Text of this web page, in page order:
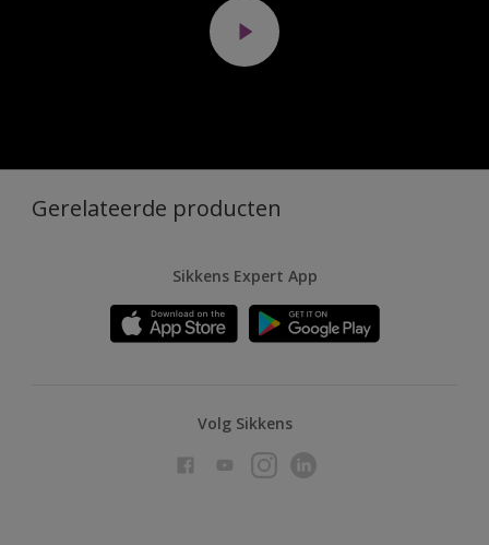
Gerelateerde producten
Sikkens Expert App
Volg Sikkens